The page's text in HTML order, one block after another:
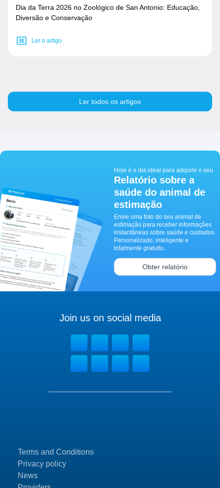
Dia da Terra 2026 no Zoológico de San Antonio: Educação,
Diversão e Conservação
Ler o artigo
Ler todos os artigos
Hoje é o dia ideal para adquirir o seu
Relatório sobre a
saúde do animal de
estimação
Envie uma foto do seu animal de
estimação para receber informações
instantâneas sobre saúde e cuidados.
Personalizado, inteligente e
totalmente gratuito.
Obter relatório
Terms and Conditions
Privacy policy
News
Join us on social media